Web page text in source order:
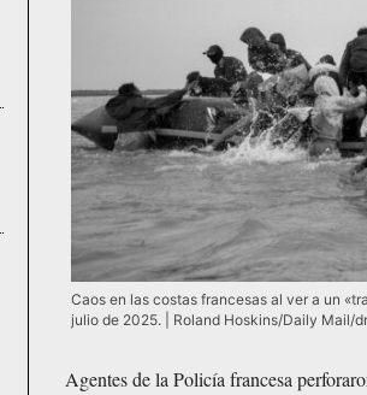
Caos en las costas francesas al ver a un
julio de 2025. | Roland Hoskins/Daily Mail/
Agentes de la Policía francesa